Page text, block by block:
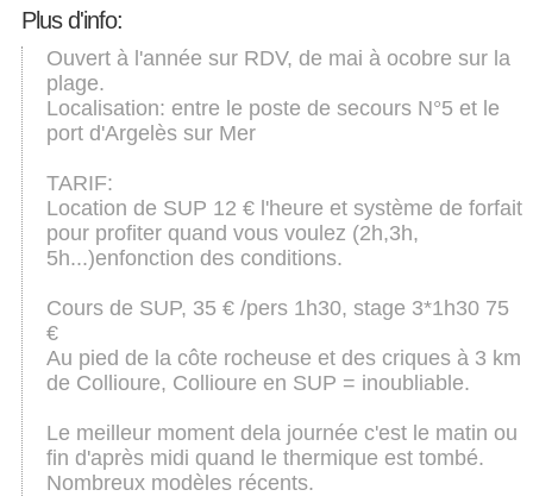
Plus d'info:
Ouvert à l'année sur RDV, de mai à ocobre sur la
plage.
Localisation: entre le poste de secours N°5 et le
port d'Argelès sur Mer
TARIF:
Location de SUP 12 € l'heure et système de forfait
pour profiter quand vous voulez (2h,3h,
5h...)enfonction des conditions.
Cours de SUP, 35 € /pers 1h30, stage 3*1h30 75
€
Au pied de la côte rocheuse et des criques à 3 km
de Collioure, Collioure en SUP = inoubliable.
Le meilleur moment dela journée c'est le matin ou
fin d'après midi quand le thermique est tombé.
Nombreux modèles récents.